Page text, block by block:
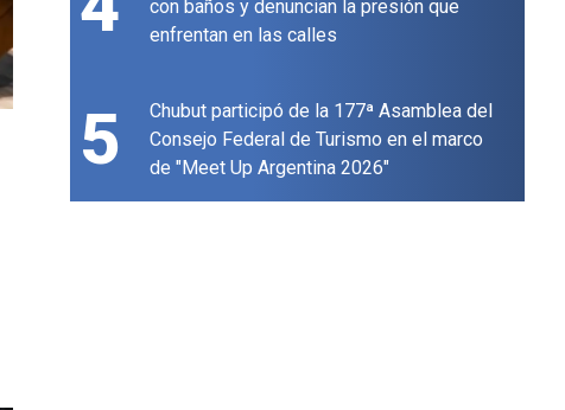
con baños y denuncian la presión que
enfrentan en las calles
5
Chubut participó de la 177ª Asamblea del
Consejo Federal de Turismo en el marco
de "Meet Up Argentina 2026"